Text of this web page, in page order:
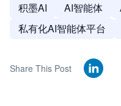
积墨AI
AI智能体
私有化AI智能体平台
Share This Post